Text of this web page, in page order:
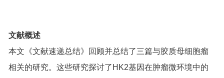
文献概述
本文《文献速递总结》回顾并总结了三篇与胶质母细胞瘤
相关的研究。这些研究探讨了HK2基因在肿瘤微环境中的